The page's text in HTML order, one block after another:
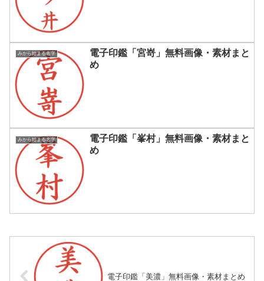
みから始まる名字
電子印鑑「宮嵜」無料画像・素材まと
め
みから始まる名字
電子印鑑「峯村」無料画像・素材まと
め
電子印鑑「美濃」無料画像・素材まとめ